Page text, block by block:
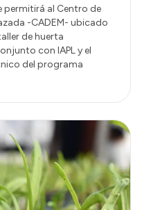
permitirá al Centro de
-CADEM- ubicado
de huerta
con IAPL y el
del programa